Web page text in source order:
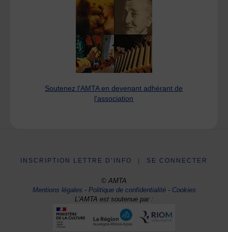
Soutenez l'AMTA en devenant adhérant de
l'association
INSCRIPTION LETTRE D’INFO SE CONNECTER
© AMTA
Mentions légales -Politique de confidentialité- Cookies
L'AMTA est soutenue par :